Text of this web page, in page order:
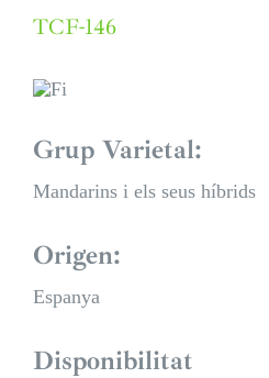
TCF-146
Grup Varietal:
Mandarins i els seus híbrids
Origen:
Espanya
Disponibilitat